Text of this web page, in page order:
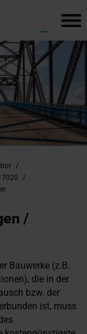
/
/
/
Bauwerke (z.B.
die in der
bzw. der
ist, muss